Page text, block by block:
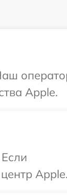
Apple.
Apple.